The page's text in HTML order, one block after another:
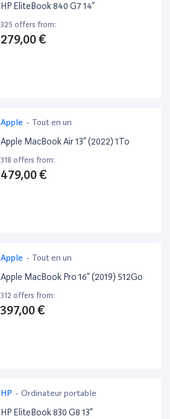
HP EliteBook 840 G7 14”
325 offers from:
279,00 €
Apple - Tout en un
Apple MacBook Air 13” (2022) 1To
318 offers from:
479,00 €
Apple - Tout en un
Apple MacBook Pro 16” (2019) 512Go
312 offers from:
397,00 €
HP - Ordinateur portable
HP EliteBook 830 G8 13”